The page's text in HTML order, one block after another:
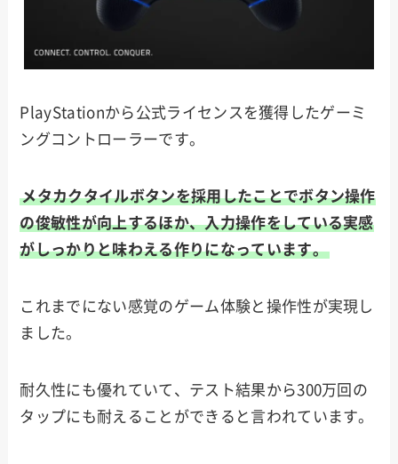
PlayStationから公式ライセンスを獲得したゲーミ
ングコントローラーです。
メタカクタイルボタンを採用したことでボタン操作
の俊敏性が向上するほか、入力操作をしている実感
がしっかりと味わえる作りになっています。
これまでにない感覚のゲーム体験と操作性が実現し
ました。
耐久性にも優れていて、テスト結果から300万回の
タップにも耐えることができると言われています。